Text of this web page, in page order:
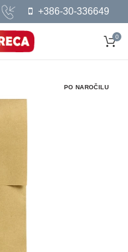
+386-30-336649
0
PO NAROČILU